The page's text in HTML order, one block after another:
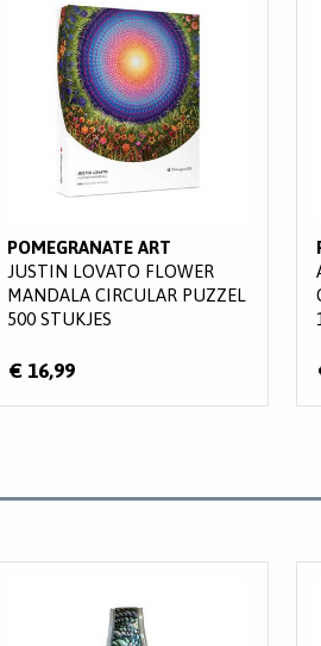
POMEGRANATE ART
JUSTIN LOVATO FLOWER
MANDALA CIRCULAR PUZZEL
500 STUKJES
€ 16,99